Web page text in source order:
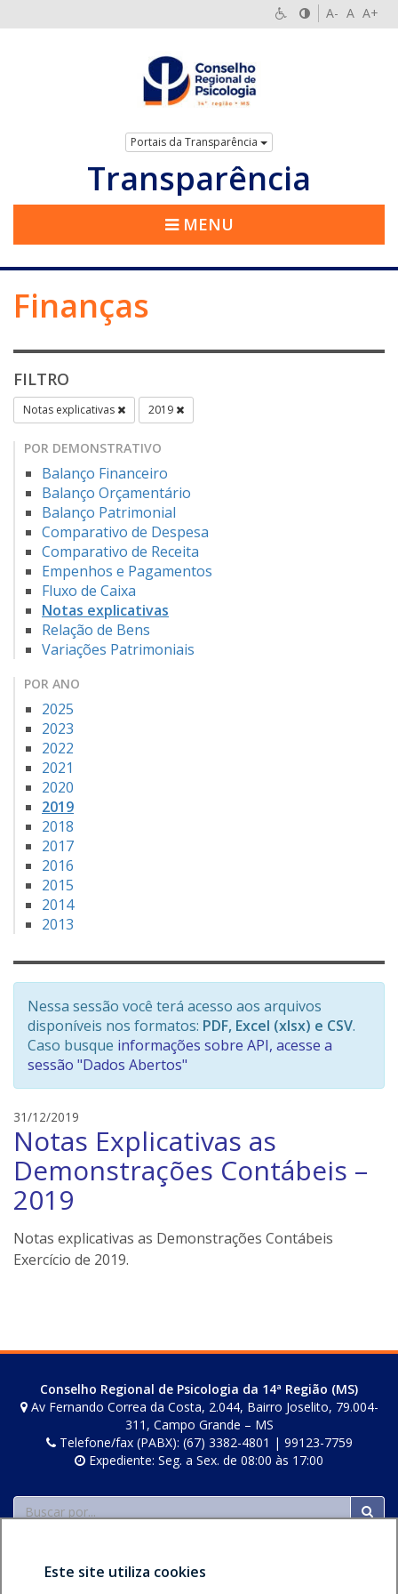
A- A A+
Portais da Transparência
Transparência
MENU
Finanças
FILTRO
Notas explicativas 2019
POR DEMONSTRATIVO
Balanço Financeiro
Balanço Orçamentário
Balanço Patrimonial
Comparativo de Despesa
Comparativo de Receita
Empenhos e Pagamentos
Fluxo de Caixa
Notas explicativas
Relação de Bens
Variações Patrimoniais
POR ANO
2025
2023
2022
2021
2020
2019
2018
2017
2016
2015
2014
2013
Nessa sessão você terá acesso aos arquivos
disponíveis nos formatos: PDF, Excel (xlsx) e CSV.
Caso busque informações sobre API, acesse a
sessão "Dados Abertos"
31/12/2019
d
s
o
i
l
Notas Explicativas as
Demonstrações Contábeis –
2019
Notas explicativas as Demonstrações Contábeis
Exercício de 2019.
Conselho Regional de Psicologia da 14ª Região (MS)
Av Fernando Correa da Costa, 2.044, Bairro Joselito, 79.004-
311, Campo Grande – MS
Telefone/fax (PABX): (67) 3382-4801 | 99123-7759
Expediente: Seg. a Sex. de 08:00 às 17:00
Buscar
Este site utiliza cookies